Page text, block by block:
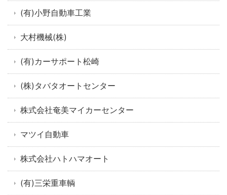
(有)小野自動車工業
大村機械(株)
(有)カーサポート松崎
(株)タバタオートセンター
株式会社奄美マイカーセンター
マツイ自動車
株式会社ハトハマオート
(有)三栄重車輌